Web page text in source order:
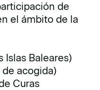
de
el ámbito de la
Islas Baleares)
acogida)
Curas